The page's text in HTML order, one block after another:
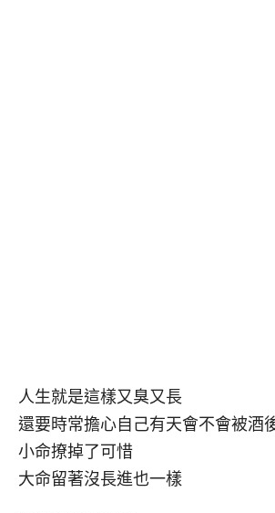
人生就是這樣又臭又長
還要時常擔心自己有天會不會被酒
小命撩掉了可惜
大命留著沒長進也一樣